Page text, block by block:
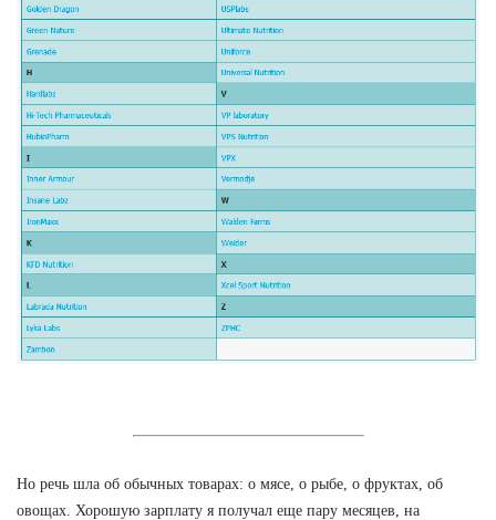
Но речь шла об обычных товарах: о мясе, о рыбе, о фруктах, об
овощах. Хорошую зарплату я получал еще пару месяцев, на